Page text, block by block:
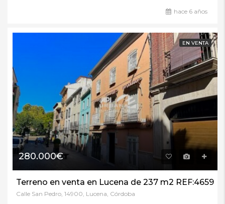
hace 6 años
EN VENTA
280.000€
Terreno en venta en Lucena de 237 m2 REF:4659
Calle San Pedro, 14900, Lucena, Córdoba